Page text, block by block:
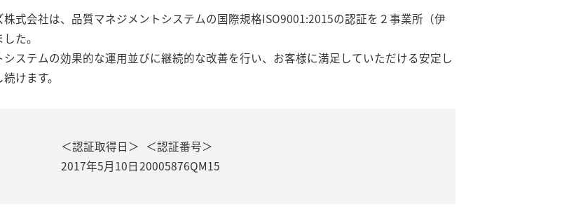
式会社は、品質マネジメントシステムの国際規格ISO9001:2015の認証を２事業所（伊
た。
ステムの効果的な運用並びに継続的な改善を行い、お客様に満足していただける安定し
けます。
＜認証取得日＞
2017年5月10日
＜認証番号＞
20005876QM15